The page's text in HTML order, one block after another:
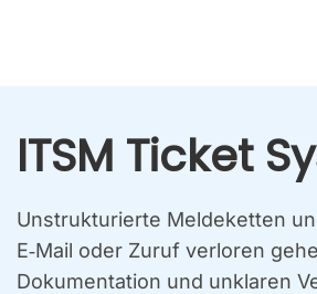
ITSM Ticket
Unstruk­tu­rier­te Mel­de­ket­ten
E‑Mail oder Zuruf ver­lo­ren
Doku­men­ta­ti­on und unkla­ren